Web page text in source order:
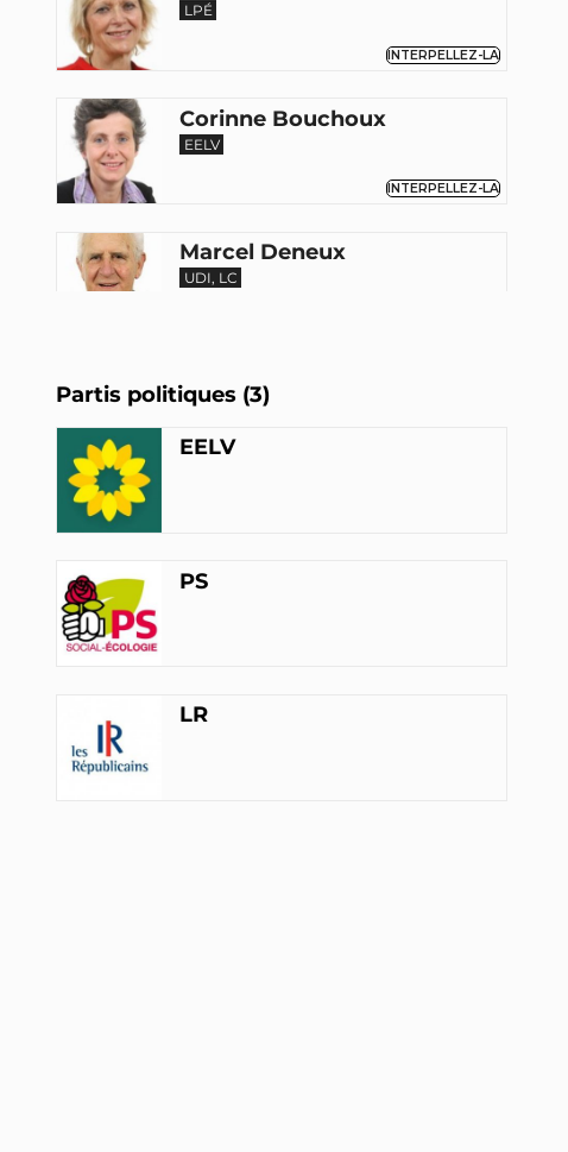
LPÉ
INTERPELLEZ-LA
Corinne Bouchoux
EELV
INTERPELLEZ-LA
Marcel Deneux
UDI, LC
Leila Aïchi
SE
Partis politiques (3)
EELV
PS
LR